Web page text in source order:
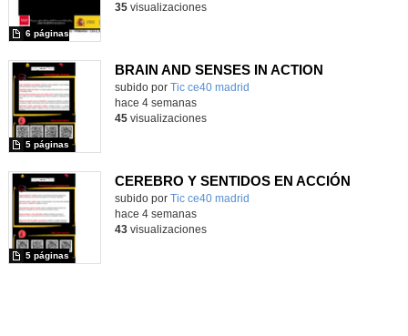
6 páginas
35visualizaciones
BRAIN AND SENSES IN ACTION
subido por Tic ce40 madrid
5 páginas
hace 4 semanas
45visualizaciones
CEREBRO Y SENTIDOS EN ACCIÓN
subido por Tic ce40 madrid
5 páginas
hace 4 semanas
43visualizaciones